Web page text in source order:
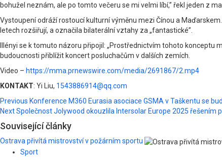
bohužel neznám, ale po tomto večeru se mi velmi líbí,” řekl jeden z
Vystoupení odráží rostoucí kulturní výměnu mezi Čínou a
letech rozšiřují, a označila bilaterální vztahy za „fantastické”.
Illényi se k tomuto názoru připojil: „Prostřednictvím tohoto
budoucnosti přiblížit koncert posluchačům v dalších zemích.
Video – https://mma.prnewswire.com/media/2691867/2.mp4
KONTAKT: Yi Liu, 1543886914@qq.com
Post
navigation
Previous Konference M360 Eurasia asociace GSMA v Taškentu se
NextSpolečnost Jolywood okouzlila Intersolar Europe 2025 řešením
Související články
Ostrava přivítá mistrovství v požárním sportu
Sport